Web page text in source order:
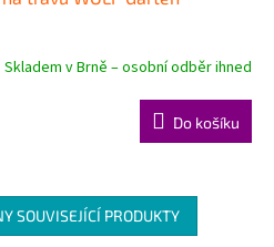
Skladem v Brně – osobní odběr ihned
Do košíku
SOUVISEJÍCÍ PRODUKTY